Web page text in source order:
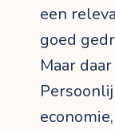
een
goed
Maar